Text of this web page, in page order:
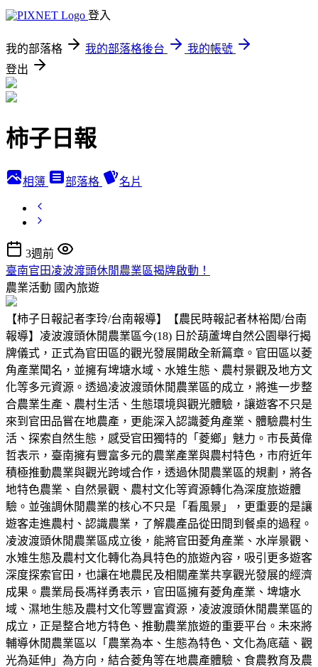
登入
我的部落格 我的部落格後台
我的帳號
登出
柿子日報
相簿 部落格 名片
3週前
臺南官田凌波渡頭休閒農業區揭牌啟動！
農業活動 國內旅遊
【柿子日報記者李玲/台南報導】【農民時報記者林裕閎/台南
報導】凌波渡頭休閒農業區今(18) 日於葫蘆埤自然公園舉行揭
牌儀式，正式為官田區的觀光發展開啟全新篇章。官田區以菱
角產業聞名，並擁有埤塘水域、水雉生態、農村景觀及地方文
化等多元資源。透過凌波渡頭休閒農業區的成立，將進一步整
合農業生產、農村生活、生態環境與觀光體驗，讓遊客不只是
來到官田品嘗在地農產，更能深入認識菱角產業、體驗農村生
活、探索自然生態，感受官田獨特的「菱鄉」魅力。市長黃偉
哲表示，臺南擁有豐富多元的農業產業與農村特色，市府近年
積極推動農業與觀光跨域合作，透過休閒農業區的規劃，將各
地特色農業、自然景觀、農村文化等資源轉化為深度旅遊體
驗。並強調休閒農業的核心不只是「看風景」，更重要的是讓
遊客走進農村、認識農業，了解農產品從田間到餐桌的過程。
凌波渡頭休閒農業區成立後，能將官田菱角產業、水岸景觀、
水雉生態及農村文化轉化為具特色的旅遊內容，吸引更多遊客
深度探索官田，也讓在地農民及相關產業共享觀光發展的經濟
成果。農業局長馮祥勇表示，官田區擁有菱角產業、埤塘水
域、濕地生態及農村文化等豐富資源，凌波渡頭休閒農業區的
成立，正是整合地方特色、推動農業旅遊的重要平台。未來將
輔導休閒農業區以「農業為本、生態為特色、文化為底蘊、觀
光為延伸」為方向，結合菱角等在地農產體驗、食農教育及農